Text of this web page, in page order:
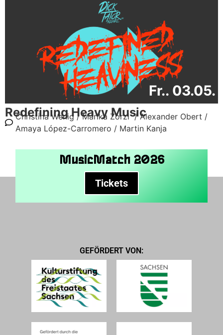
Fr.. 03.05.
Redefining Heavy Music
Christina Wenig /Marika Zorzi /Alexander Obert /
Amaya López-Carromero / Martin Kanja
MusicMatch 2026
Tickets
GEFÖRDERT VON: